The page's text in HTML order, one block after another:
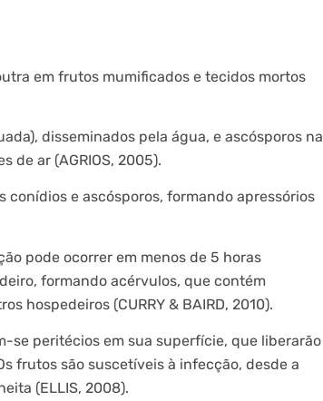
em frutos mumificados e tecidos mortos
disseminados pela água, e ascósporos na
de ar (AGRIOS, 2005).
e ascósporos, formando apressórios
pode ocorrer em menos de 5 horas
formando acérvulos, que contém
hospedeiros (CURRY & BAIRD, 2010).
se peritécios em sua superfície, que liberarão
frutos são suscetíveis à infecção, desde a
(ELLIS, 2008).